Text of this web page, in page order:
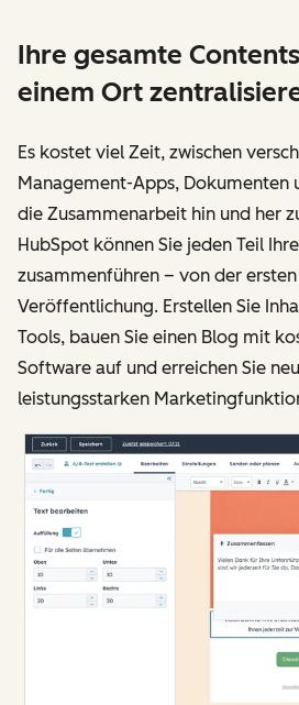
Ihre gesamte
einem Ort
Es kostet viel Zeit, zwischen
Management-Apps, Dokumenten
die Zusammenarbeit hin und her
HubSpot können Sie jeden Teil
zusammenführen – von der
Veröffentlichung. Erstellen Sie
Tools, bauen Sie einen Blog mit
Software auf und erreichen Sie
leistungsstarken